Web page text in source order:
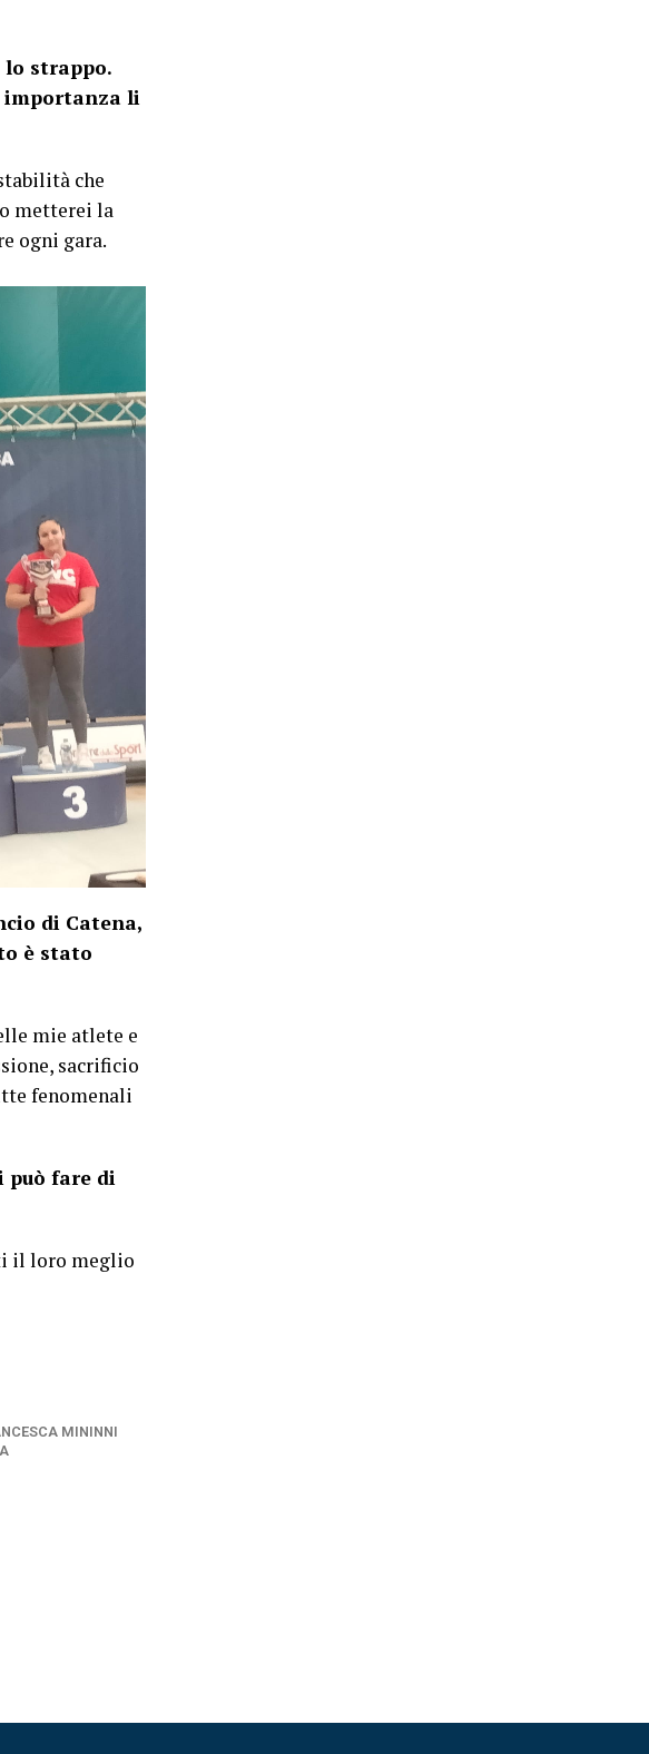
lo strappo.
importanza li
che
metterei la
ogni gara.
di Catena,
è stato
mie atlete e
sacrificio
fenomenali
può fare di
il loro meglio
MININNI